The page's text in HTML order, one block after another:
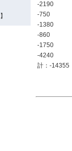
】
-2190
-750
-1380
-860
-1750
-4240
計：-14355